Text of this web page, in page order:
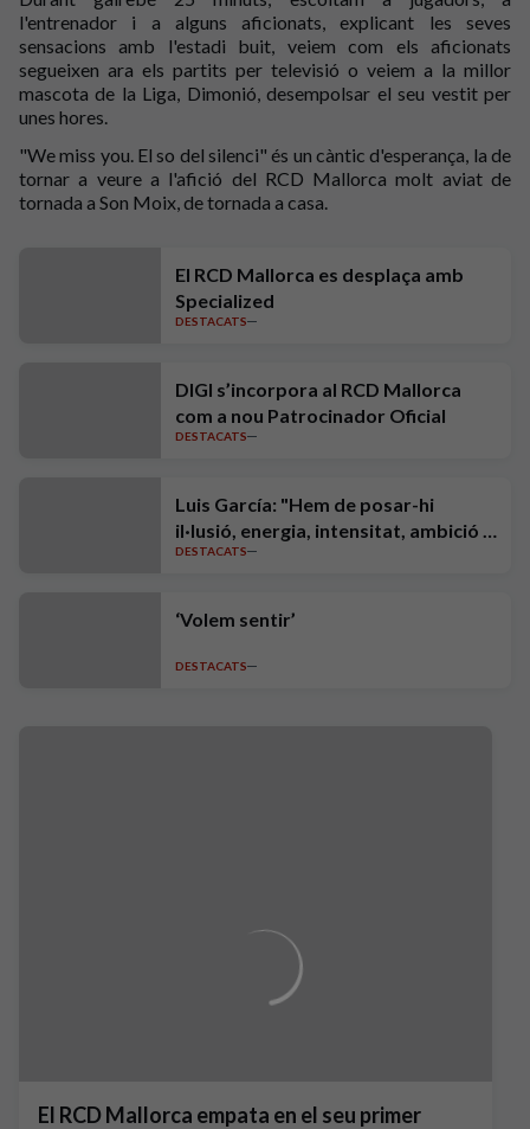
l'entrenador i a alguns aficionats, explicant les seves
sensacions amb l'estadi buit, veiem com els aficionats
segueixen ara els partits per televisió o veiem a la millor
mascota de la Liga, Dimonió, desempolsar el seu vestit per
unes hores.
"We miss you. El so del silenci" és un càntic d'esperança, la de
tornar a veure a l'afició del RCD Mallorca molt aviat de
tornada a Son Moix, de tornada a casa.
El RCD Mallorca es desplaça amb
Specialized
DESTACATS
DIGI s’incorpora al RCD Mallorca
com a nou Patrocinador Oficial
DESTACATS
Luis García: "Hem de posar-hi
il·lusió, energia, intensitat, ambició i
exigència"
DESTACATS
‘Volem sentir’
DESTACATS
El RCD Mallorca empata en el seu primer